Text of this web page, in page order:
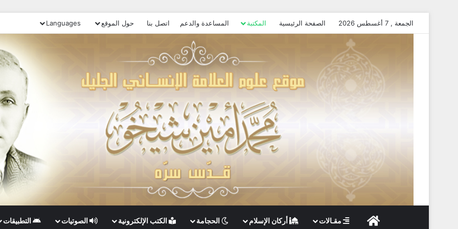
الجمعة , 7 أغسطس 2026 الصفحة الرئيسية المكتبة المساعدة والدعم اتصل بنا حول الموقع Languages
الصفحة الرئيسية
مقـالات أركان الإسلام الحجامة الكتب الإلكترونية الصوتيات التطبيقات